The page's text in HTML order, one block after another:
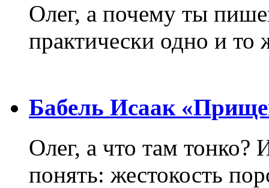
Олег, а почему ты
практически одно и то
Бабель Исаак
Олег, а что там тонко?
понять: жестокость